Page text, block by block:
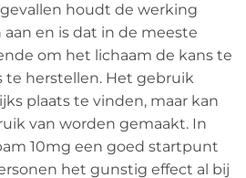
houdt de werking
en is dat in de meeste
om het lichaam de kans te
te herstellen. Het gebruik
plaats te vinden, maar kan
van worden gemaakt. In
10mg een goed startpunt
het gunstig effect al bij